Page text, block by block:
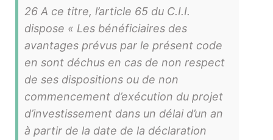
26 A ce titre, l’article 65 du C.I.I.
dispose « Les bénéficiaires des
avantages prévus par le présent code
en sont déchus en cas de non respect
de ses dispositions ou de non
commencement d’exécution du projet
d’investissement dans un délai d’un an
à partir de la date de la déclaration